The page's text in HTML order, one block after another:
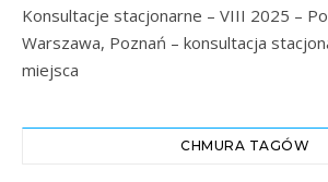
Konsultacje stacjonarne – VIII 2025 –
Warszawa, Poznań – konsultacja
miejsca
CHMURA TAGÓW